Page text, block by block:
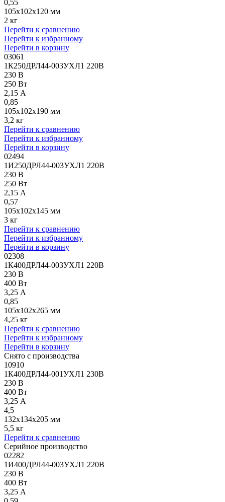
0,55
105x102x120 мм
2 кг
Перейти к сравнению
Перейти к избранному
Перейти в корзину
03061
1К250ДРЛ44-003УХЛ1 220В
230 В
250 Вт
2,15 А
0,85
105x102x190 мм
3,2 кг
Перейти к сравнению
Перейти к избранному
Перейти в корзину
02494
1И250ДРЛ44-003УХЛ1 220В
230 В
250 Вт
2,15 А
0,57
105x102x145 мм
3 кг
Перейти к сравнению
Перейти к избранному
Перейти в корзину
02308
1К400ДРЛ44-003УХЛ1 220В
230 В
400 Вт
3,25 А
0,85
105x102x265 мм
4,25 кг
Перейти к сравнению
Перейти к избранному
Перейти в корзину
Снято с производства
10910
1К400ДРЛ44-001УХЛ1 230В
230 В
400 Вт
3,25 А
4,5
132x134x205 мм
5,5 кг
Перейти к сравнению
Серийное производство
02282
1И400ДРЛ44-003УХЛ1 220В
230 В
400 Вт
3,25 А